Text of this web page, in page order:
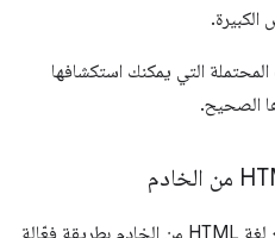
التي يمكنك استكشافها